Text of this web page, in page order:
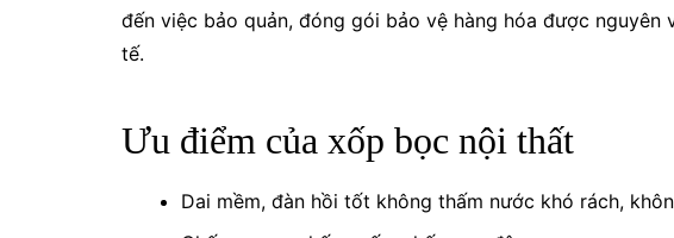
đến việc bảo quản, đóng gói bảo vệ hàng hóa được
tế.
Ưu điểm của xốp bọc nội thất
Dai mềm, đàn hồi tốt không thấm nước khó rách,